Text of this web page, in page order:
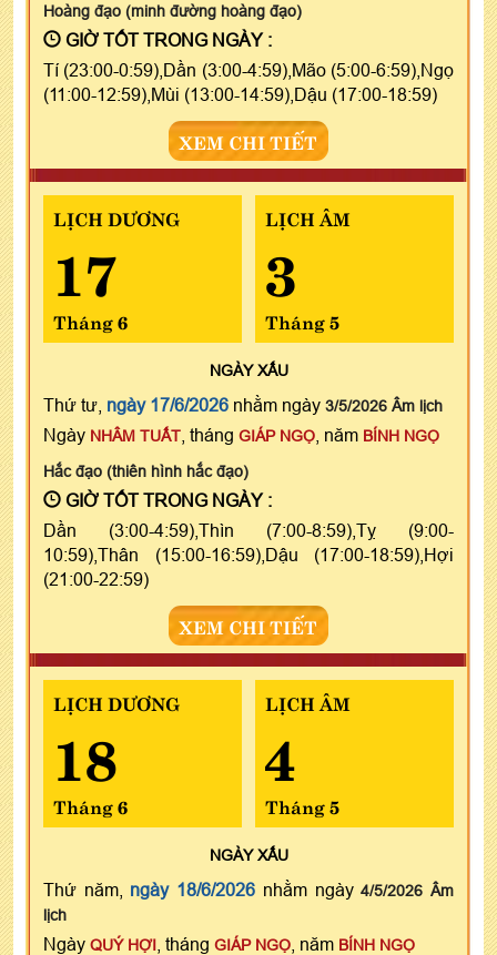
Hoàng đạo (minh đường hoàng đạo)
GIỜ TỐT TRONG NGÀY :
Tí (23:00-0:59),Dần (3:00-4:59),Mão (5:00-6:59),Ngọ
(11:00-12:59),Mùi (13:00-14:59),Dậu (17:00-18:59)
XEM CHI TIẾT
LỊCH DƯƠNG
17
Tháng 6
LỊCH ÂM
3
Tháng 5
NGÀYXẤU
Thứ tư, ngày 17/6/2026 nhằm ngày 3/5/2026 Âm lịch
Ngày NHÂM TUẤT , tháng GIÁP NGỌ , năm BÍNH NGỌ
Hắc đạo (thiên hình hắc đạo)
GIỜ TỐT TRONG NGÀY :
Dần (3:00-4:59),Thìn (7:00-8:59),Tỵ (9:00-
10:59),Thân (15:00-16:59),Dậu (17:00-18:59),Hợi
(21:00-22:59)
XEM CHI TIẾT
LỊCH DƯƠNG
18
Tháng 6
LỊCH ÂM
4
Tháng 5
NGÀYXẤU
Thứ năm, ngày 18/6/2026 nhằm ngày4/5/2026 Âm
lịch
Ngày QUÝ HỢI , tháng GIÁP NGỌ , năm BÍNH NGỌ